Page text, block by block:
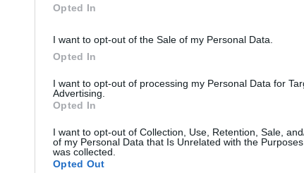
Opted In
I want to opt-out of the Sale of my Personal Data.
Opted In
I want to opt-out of processing my Personal Data for
Advertising.
Opted In
I want to opt-out of Collection, Use, Retention, Sale,
of my Personal Data that Is Unrelated with the
was collected.
Opted Out